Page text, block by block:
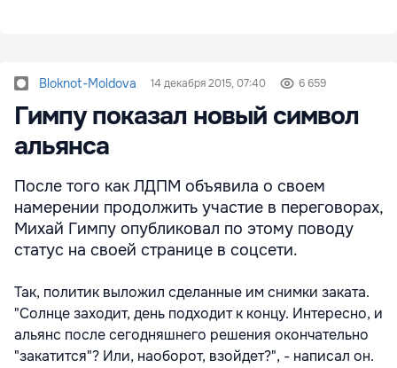
Bloknot-Moldova 14 декабря 2015, 07:40 6 659
Гимпу показал новый символ
альянса
После того как ЛДПМ объявила о своем
намерении продолжить участие в переговорах,
Михай Гимпу опубликовал по этому поводу
статус на своей странице в соцсети.
Так, политик выложил сделанные им снимки заката.
"Солнце заходит, день подходит к концу. Интересно, и
альянс после сегодняшнего решения окончательно
"закатится"? Или, наоборот, взойдет?", - написал он.